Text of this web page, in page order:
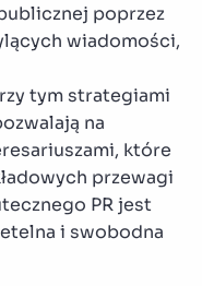
poprzez
wiadomości,
tym strategiami
na
które
przewagi
PR jest
i swobodna